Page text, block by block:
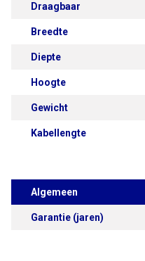
Draagbaar
Breedte
Diepte
Hoogte
Gewicht
Kabellengte
Algemeen
Garantie (jaren)